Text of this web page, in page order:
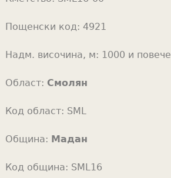
Пощенски код: 4921
Надм. височина, м: 1000 и повече
Област: Смолян
Код област: SML
Община: Мадан
Код община: SML16